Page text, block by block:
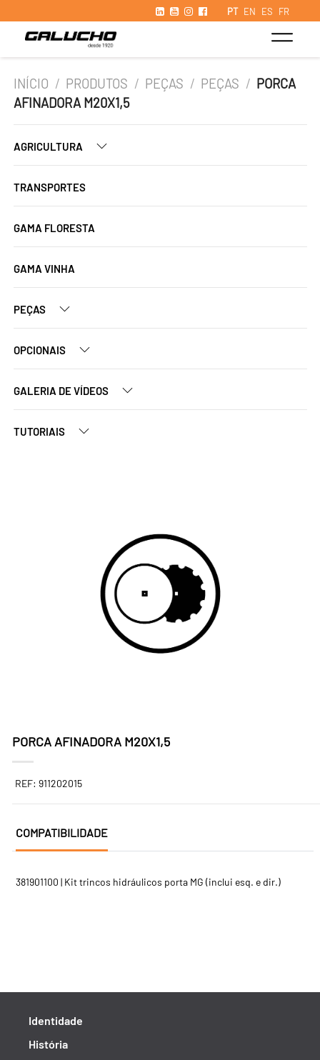
PT EN ES FR
INÍCIO / PRODUTOS / PEÇAS / PEÇAS / PORCA
AFINADORA M20X1,5
AGRICULTURA
TRANSPORTES
GAMA FLORESTA
GAMA VINHA
PEÇAS
OPCIONAIS
GALERIA DE VÍDEOS
TUTORIAIS
PORCA AFINADORA M20X1,5
REF: 911202015
COMPATIBILIDADE
381901100 | Kit trincos hidráulicos porta MG (inclui esq. e dir.)
Identidade
História